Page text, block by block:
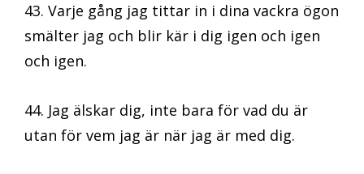
43. Varje gång jag tittar in i dina vackra ögon
smälter jag och blir kär i dig igen och igen
och igen.
44. Jag älskar dig, inte bara för vad du är
utan för vem jag är när jag är med dig.